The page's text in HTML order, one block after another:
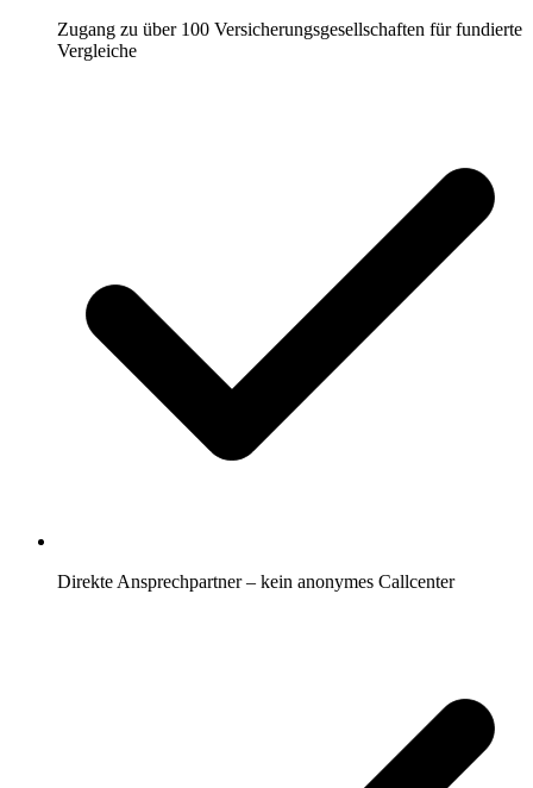
Zugang zu über 100 Versicherungsgesellschaften für fundierte
Vergleiche
Direkte Ansprechpartner – kein anonymes Callcenter